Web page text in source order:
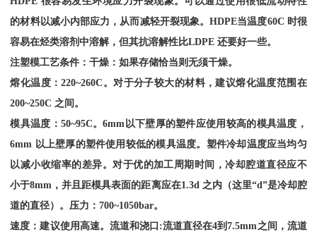
的材料以减小内部应力，从而减轻开裂现象。HDPE当温度60C 时很
容易在烃类溶剂中溶解，但其抗溶解性比LDPE还要好一些。
注塑模工艺条件：干燥：如果存储恰当则无须干燥。
熔化温度：220~260C 。对于分子较大的材料，建议熔化温度范围在
200~250C 之间。
模具温度： 50~95C。6mm 以下壁厚的塑件应使用较高的模具温度，
6mm 以上壁厚的塑件使用较低的模具温度。塑件冷却温度应当均匀
以减小收缩率的差异。对于优的加工周期时间，冷却腔道直径应不
小于8mm ，并且距模具表面的距离应在1.3d 之内（这里“d”是冷却腔
道的直径）。压力：700~1050bar。
速度：建议使用高速。流道和浇口 :流道直径在4到7.5mm 之间，流道